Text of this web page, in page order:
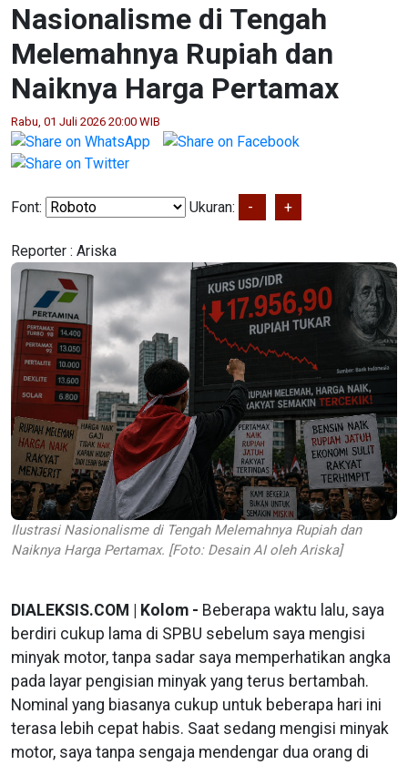
Nasionalisme di Tengah
Melemahnya Rupiah dan
Naiknya Harga Pertamax
Rabu, 01 Juli 2026 20:00 WIB
Font: Ukuran: - +
Reporter : Ariska
Ilustrasi Nasionalisme di Tengah Melemahnya Rupiah dan
Naiknya Harga Pertamax. [Foto: Desain AI oleh Ariska]
DIALEKSIS.COM | Kolom - Beberapa waktu lalu, saya
berdiri cukup lama di SPBU sebelum saya mengisi
minyak motor, tanpa sadar saya memperhatikan angka
pada layar pengisian minyak yang terus bertambah.
Nominal yang biasanya cukup untuk beberapa hari ini
terasa lebih cepat habis. Saat sedang mengisi minyak
motor, saya tanpa sengaja mendengar dua orang di